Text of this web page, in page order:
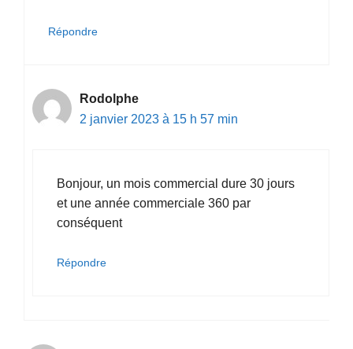
Répondre
Rodolphe
2 janvier 2023 à 15 h 57 min
Bonjour, un mois commercial dure 30 jours
et une année commerciale 360 par
conséquent
Répondre